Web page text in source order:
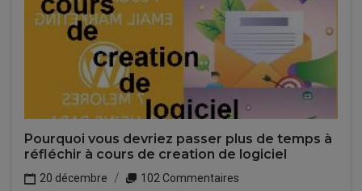
Pourquoi vous devriez passer plus de temps à
réfléchir à cours de creation de logiciel
20 décembre
102 Commentaires